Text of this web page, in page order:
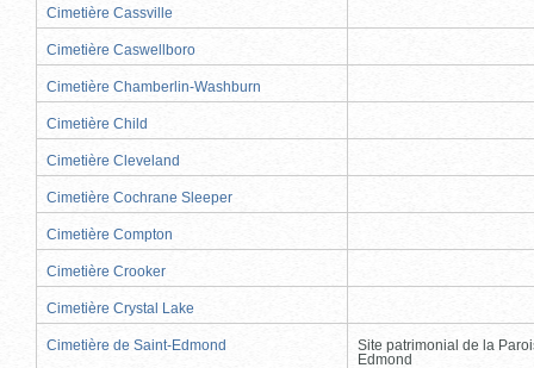
Cimetière Cassville
Cimetière Caswellboro
Cimetière Chamberlin-Washburn
Cimetière Child
Cimetière Cleveland
Cimetière Cochrane Sleeper
Cimetière Compton
Cimetière Crooker
Cimetière Crystal Lake
Cimetière de Saint-Edmond
Site patrimonial de la
Edmond